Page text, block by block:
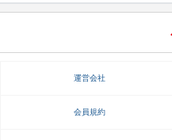
運営会社
会員規約